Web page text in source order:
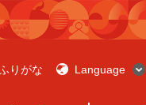
りがな Language